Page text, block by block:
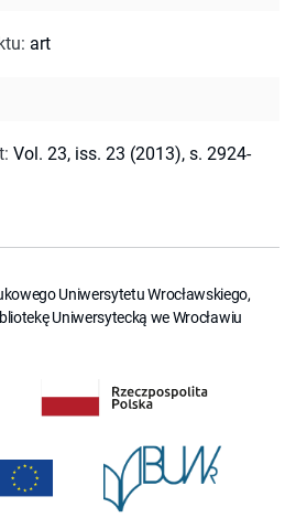
: art
: Vol. 23, iss. 23 (2013), s. 2924-
Uniwersytetu Wrocławskiego,
Uniwersytecką we Wrocławiu